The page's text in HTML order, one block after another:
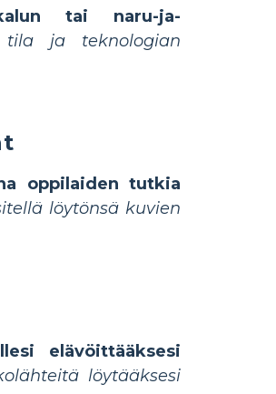
tai naru-ja-
ja teknologian
oppilaiden tutkia
löytönsä kuvien
elävöittääksesi
löytääksesi